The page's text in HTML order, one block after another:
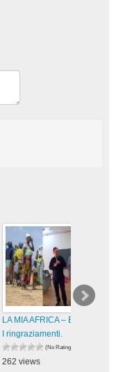
LA MIA AFRICA – Burkina Faso:
I ringraziamenti.
(No Ratings Yet)
262 views